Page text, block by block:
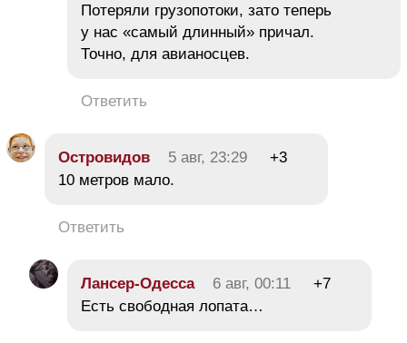
Потеряли грузопотоки, зато теперь
у нас «самый длинный» причал.
Точно, для авианосцев.
Ответить
Островидов 5 авг, 23:29
+3
10 метров мало.
Ответить
Лансер-Одесса 6 авг, 00:11
+7
Есть свободная лопата…